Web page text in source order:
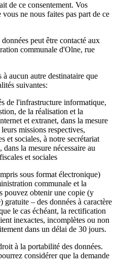
de ce consentement. Vos
ne nous faites pas part de ce
peut être contacté aux
communale d'Olne, rue
à aucun autre destinataire que
suivantes:
de l'infrastructure informatique,
de la réalisation et la
et extranet, dans la mesure
missions respectives,
et sociales, à notre secrétariat
la mesure nécessaire au
et sociales
sous format électronique)
communale et la
pouvez obtenir une copie (y
– des données à caractère
le cas échéant, la rectification
inexactes, incomplètes ou non
dans un délai de 30 jours.
à la portabilité des données.
considérer que la demande